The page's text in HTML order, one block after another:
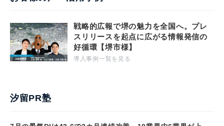
戦略的広報で堺の魅力を全国へ。プレ
スリリースを起点に広がる情報発信の
好循環【堺市様】
導入事例一覧を見る
汐留PR塾